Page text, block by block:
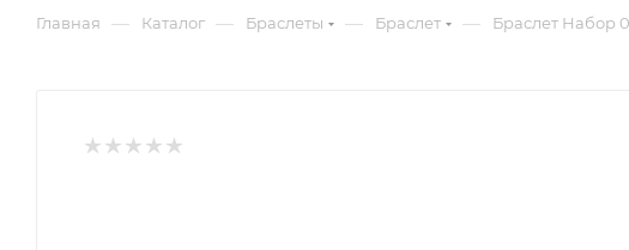
Главная — Каталог — Браслеты — Браслет — Браслет Набор